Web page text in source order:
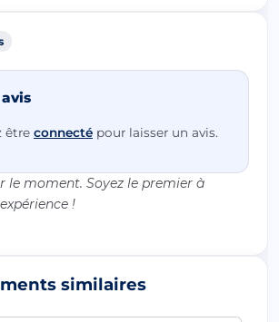
être connecté pour laisser un avis.
le moment. Soyez le premier à
!
similaires